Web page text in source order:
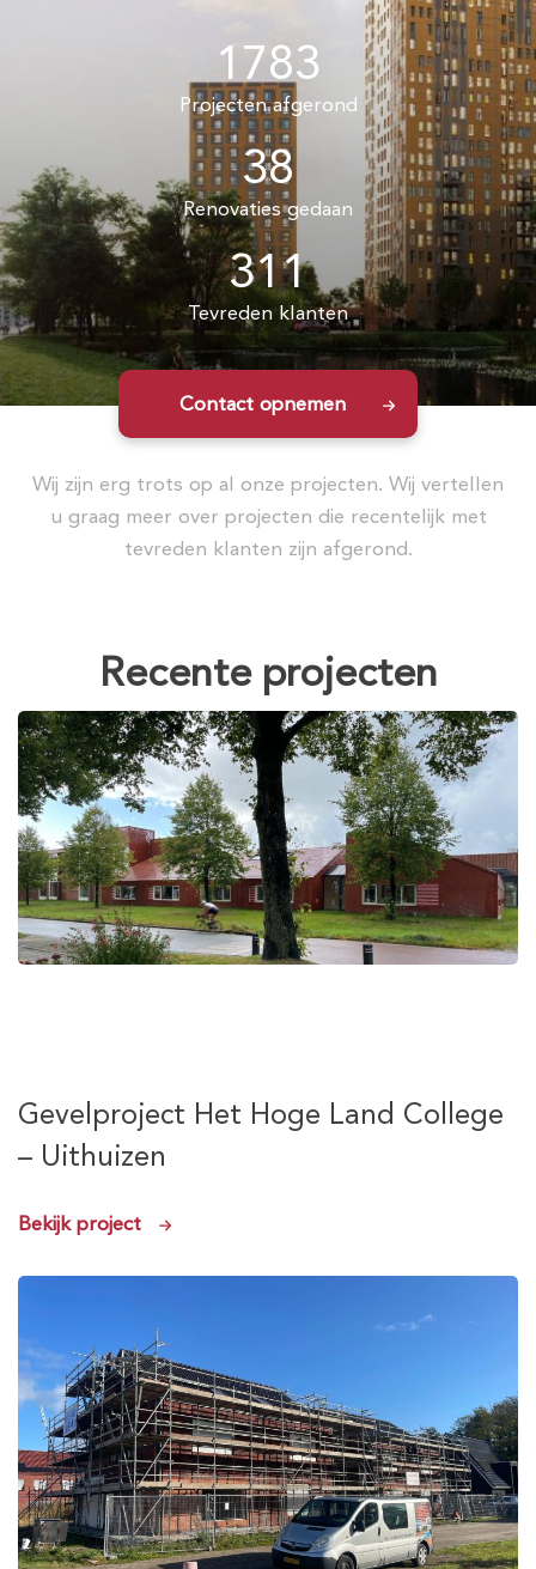
1783
Projecten afgerond
38
Renovaties gedaan
311
Tevreden klanten
Contact opnemen
Wij zijn erg trots op al onze projecten. Wij vertellen
u graag meer over projecten die recentelijk met
tevreden klanten zijn afgerond.
Recente projecten
Gevelproject Het Hoge Land College
– Uithuizen
Bekijk project